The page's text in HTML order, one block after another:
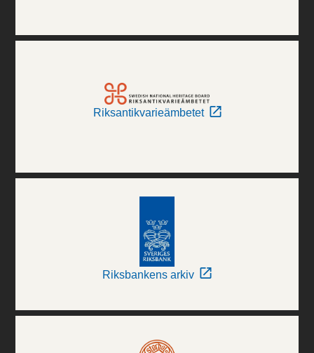
Riksantikvarieämbetet
Riksbankens arkiv